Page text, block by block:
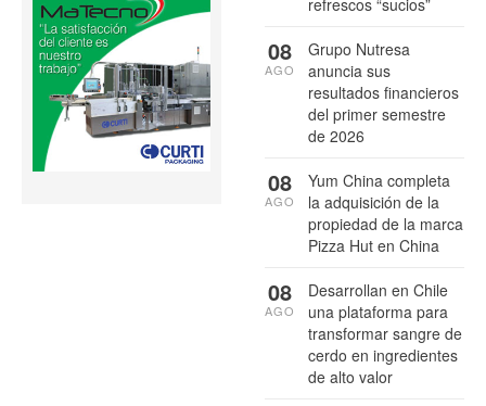
refrescos “sucios”
Grupo Nutresa
anuncia sus
resultados financieros
del primer semestre
de 2026
08
AGO
Yum China completa
la adquisición de la
propiedad de la marca
Pizza Hut en China
08
AGO
Desarrollan en Chile
una plataforma para
transformar sangre de
cerdo en ingredientes
de alto valor
08
AGO